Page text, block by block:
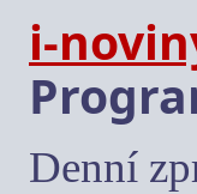
i-
Denní